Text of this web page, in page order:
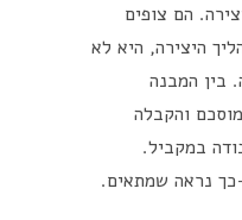
הם צופים
היצירה, היא לא
בין המבנה
והקבלה
2 מופיעים. תיאום. עבודה במקביל.
כך נראה שמתאים.